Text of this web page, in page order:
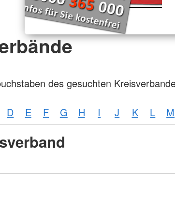
des gesuchten
D E F G H I J K L M